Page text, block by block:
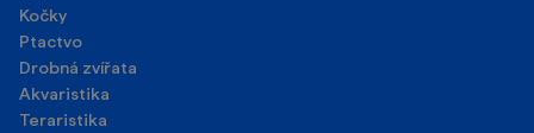
Kočky
Ptactvo
Drobná zvířata
Akvaristika
Teraristika